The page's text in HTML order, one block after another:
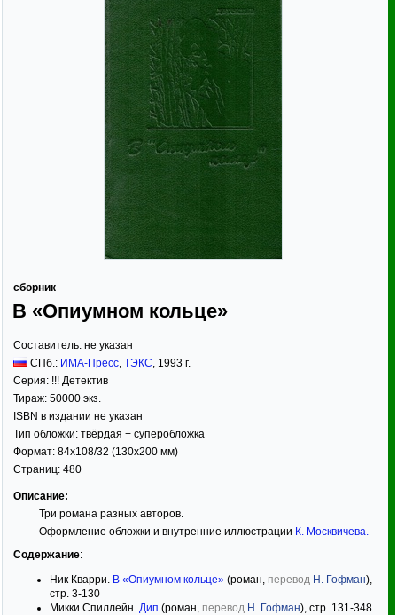
сборник
В «Опиумном кольце»
Составитель: не указан
СПб.: ИМА-Пресс, ТЭКС, 1993 г.
Серия: !!! Детектив
Тираж: 50000 экз.
ISBN в издании не указан
Тип обложки: твёрдая + суперобложка
Формат: 84x108/32 (130x200 мм)
Страниц: 480
Описание:
Три романа разных авторов.
Оформление обложки и внутренние иллюстрации К. Москвичева.
Содержание:
Ник Кварри. В «Опиумном кольце» (роман, перевод Н. Гофман),
стр. 3-130
Микки Спиллейн. Дип (роман, перевод Н. Гофман), стр. 131-348